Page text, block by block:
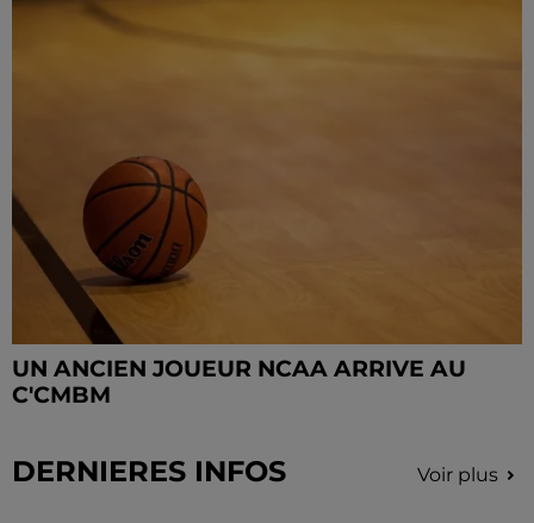
UN ANCIEN JOUEUR NCAA ARRIVE AU
C'CMBM
DERNIERES INFOS Voir plus